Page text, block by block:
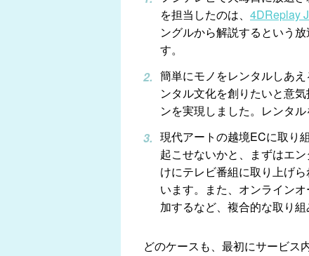
を担当したのは、 4DReplay
ングルから解説するという
す。
簡単にモノをレンタルしあ
ンタル文化を創りたいと意
ンを実現しました。レンタ
現代アートの越境ECに取り
起こせないかと、まずはエ
けにテレビ番組に取り上げ
います。また、オンライン
加するなど、複合的な取り組
どのケースも、最初にサービス